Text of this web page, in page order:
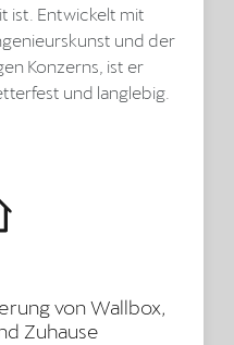
ist. Entwickelt mit
und der
Konzerns, ist er
und langlebig.
von Wallbox,
Zuhause